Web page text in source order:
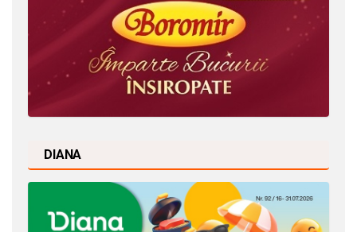
DIANA